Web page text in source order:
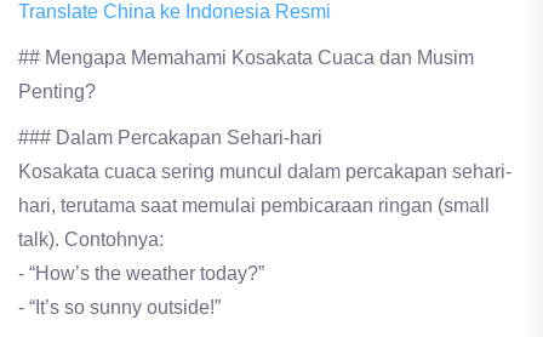
Translate China ke Indonesia Resmi
## Mengapa Memahami Kosakata Cuaca dan Musim
Penting?
### Dalam Percakapan Sehari-hari
Kosakata cuaca sering muncul dalam percakapan sehari-
hari, terutama saat memulai pembicaraan ringan (small
talk). Contohnya:
- “How’s the weather today?”
- “It’s so sunny outside!”